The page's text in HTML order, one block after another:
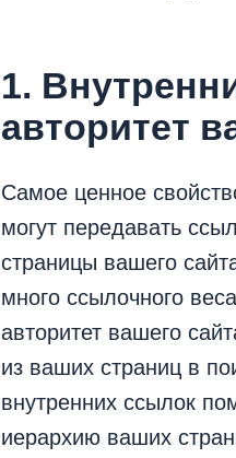
1.
авторитет
Самое ценное
могут передавать
страницы вашего
много ссылочного
авторитет вашего
из ваших страниц в
внутренних ссылок
иерархию ваших